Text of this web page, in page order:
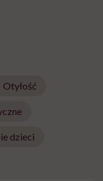
Otyłość
dzieci